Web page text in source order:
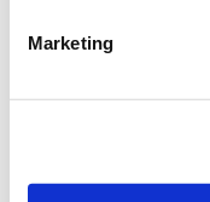
Marketing